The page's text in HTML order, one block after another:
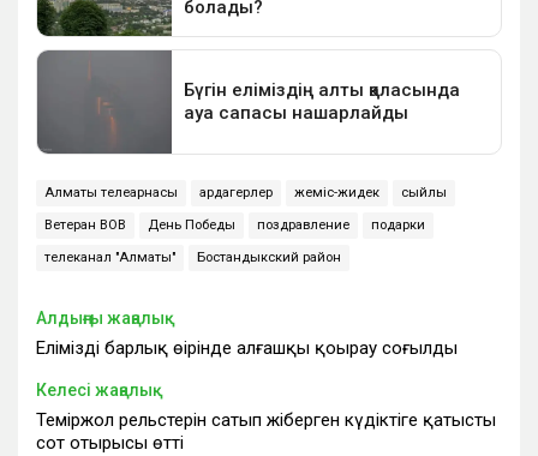
Алматы телеарнасы ардагерлер жеміс-жидек сыйлық
Ветеран ВОВ День Победы поздравление подарки
телеканал "Алматы" Бостандыкский район
Алдыңғы жаңалық
Еліміздің барлық өңірінде алғашқы қоңырау соғылды
Келесі жаңалық
Теміржол рельстерін сатып жіберген күдіктіге қатысты
сот отырысы өтті